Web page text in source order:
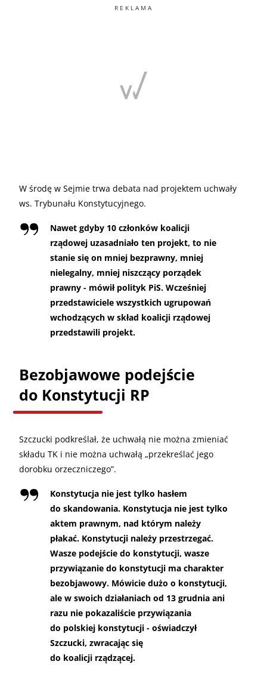
REKLAMA
W środę w Sejmie trwa debata nad projektem uchwały
ws. Trybunału Konstytucyjnego.
Nawet gdyby 10 członków koalicji
rządowej uzasadniało ten projekt, to nie
stanie się on mniej bezprawny, mniej
nielegalny, mniej niszczący porządek
prawny - mówił polityk PiS. Wcześniej
przedstawiciele wszystkich ugrupowań
wchodzących w skład koalicji rządowej
przedstawili projekt.
Bezobjawowe podejście
do Konstytucji RP
Szczucki podkreślał, że uchwałą nie można zmieniać
składu TK i nie można uchwałą „przekreślać jego
dorobku orzeczniczego”.
Konstytucja nie jest tylko hasłem
do skandowania. Konstytucja nie jest tylko
aktem prawnym, nad którym należy
płakać. Konstytucji należy przestrzegać.
Wasze podejście do konstytucji, wasze
przywiązanie do konstytucji ma charakter
bezobjawowy. Mówicie dużo o konstytucji,
ale w swoich działaniach od 13 grudnia ani
razu nie pokazaliście przywiązania
do polskiej konstytucji - oświadczył
Szczucki, zwracając się
do koalicji rządzącej.